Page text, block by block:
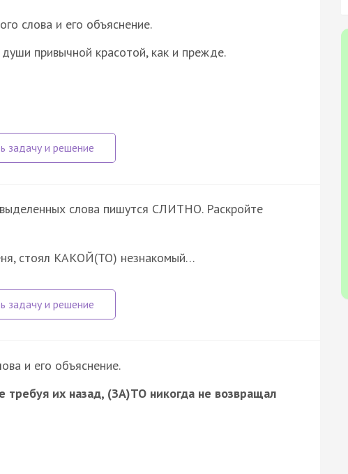
слова и его объяснение.
привычной красотой, как и прежде.
слова пишутся СЛИТНО. Раскройте
стоял КАКОЙ(ТО) незнакомый…
и его объяснение.
требуя их назад, (ЗА)ТО никогда не возвращал